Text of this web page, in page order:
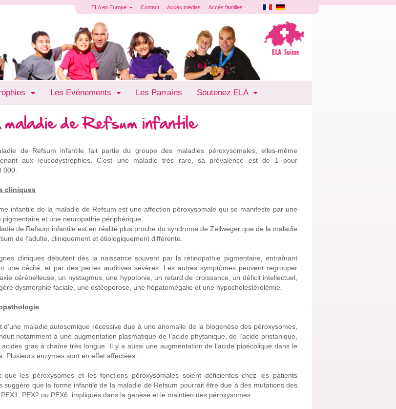
ELA en Europe Contact Accès médias Accès familles
Les Evénements Les Parrains Soutenez ELA
de Refsum infantile
de Refsum infantile fait partie du groupe des maladies péroxysomales, elles-même
aux leucodystrophies. C’est une maladie très rare, sa prévalence est de 1 pour
000.
cliniques
infantile de la maladie de Refsum est une affection péroxysomale qui se manifeste par une
pigmentaire et une neuropathie périphérique.
de Refsum infantile est en réalité plus proche du syndrome de Zellweger que de la maladie
de l’adulte, cliniquement et étiologiquement différente.
cliniques débutent dès la naissance souvent par la rétinopathie pigmentaire, entraînant
une cécité, et par des pertes auditives sévères. Les autres symptômes peuvent regrouper
cérébelleuse, un nystagmus, une hypotonie, un retard de croissance, un déficit intellectuel,
dysmorphie faciale, une ostéoporose, une hépatomégalie et une hypocholestérolémie.
d’une maladie autosomique récessive due à une anomalie de la biogenèse des péroxysomes,
notamment à une augmentation plasmatique de l’acide phytanique, de l’acide pristanique,
gras à chaîne très longue. Il y a aussi une augmentation de l’acide pipécolique dans le
Plusieurs enzymes sont en effet affectées.
que les péroxysomes et les fonctions péroxysomales soient déficientes chez les patients
suggère que la forme infantile de la maladie de Refsum pourrait être due à des mutations des
PEX2 ou PEX6, impliqués dans la genèse et le maintien des péroxysomes.